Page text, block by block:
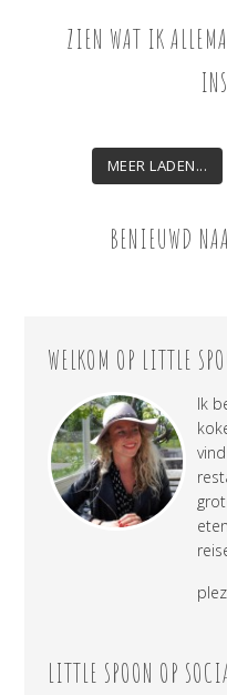
ZIEN WAT IK
MEER LADEN...
BENIEUWD
WELKOM OP LITTLE
Ik
LITTLE SPOON OP